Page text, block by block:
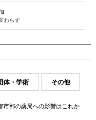
わらず
体・学術 その他
市部の薬局への影響はこれか